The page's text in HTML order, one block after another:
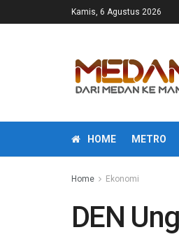
Kamis, 6 Agustus 2026
HOME METRO
Home Ekonomi
DEN